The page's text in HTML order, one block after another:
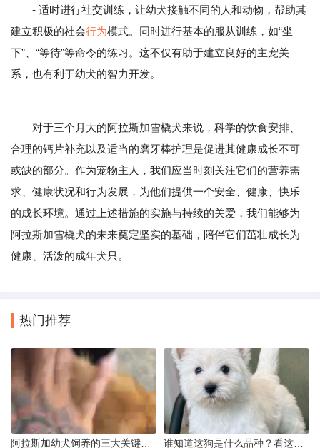
- 适时进行社交训练，让幼犬接触不同的人和动物，帮助其
建立积极的社会行为模式。同时进行基本的服从训练，如“坐
下”、“等待”等命令的练习。这不仅有助于建立良好的主宠关
系，也有利于幼犬的智力开发。
对于三个月大的阿拉斯加雪橇犬来说，科学的饮食安排、
合理的钙片补充以及适当的磨牙棒护理是促进其健康成长不可
或缺的部分。作为宠物主人，我们应当时刻关注它们的营养需
求、健康状况和行为发展，为他们提供一个安全、健康、快乐
的成长环境。通过上述措施的实施与持续的关爱，我们能够为
阿拉斯加雪橇犬的未来奠定坚实的基础，陪伴它们茁壮成长为
健康、活泼的成年犬只。
热门推荐